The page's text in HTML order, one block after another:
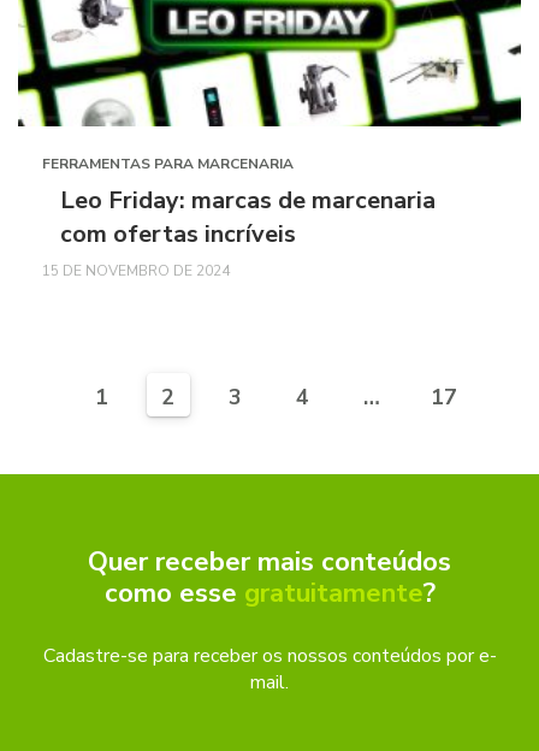
FERRAMENTAS PARA MARCENARIA
Leo Friday: marcas de marcenaria
com ofertas incríveis
15 DE NOVEMBRO DE 2024
1 2 3 4 … 17
Quer receber mais conteúdos
como esse gratuitamente?
Cadastre-se para receber os nossos conteúdos por e-
mail.